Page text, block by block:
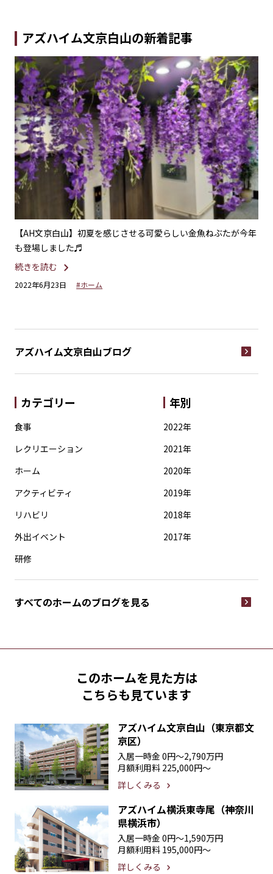
アズハイム文京白山の新着記事
【AH文京白山】初夏を感じさせる可愛らしい金魚ねぶたが今年
も登場しました♬
続きを読む
2022年6月23日 #ホーム
アズハイム文京白山ブログ
カテゴリー
食事
レクリエーション
ホーム
アクティビティ
リハビリ
外出イベント
研修
年別
2022年
2021年
2020年
2019年
2018年
2017年
すべてのホームのブログを見る
このホームを見た方は
こちらも見ています
アズハイム文京白山（東京都文
京区）
入居一時金 0円〜2,790万円
月額利用料 225,000円〜
詳しくみる
アズハイム横浜東寺尾（神奈川
県横浜市）
入居一時金 0円〜1,590万円
月額利用料 195,000円〜
詳しくみる